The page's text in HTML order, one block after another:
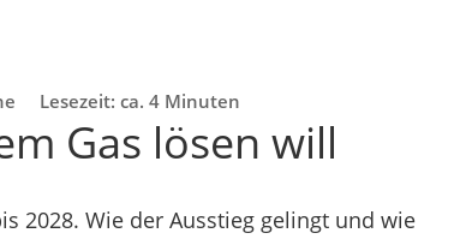
Lesezeit: ca. 4 Minuten
Gas lösen will
2028. Wie der Ausstieg gelingt und wie